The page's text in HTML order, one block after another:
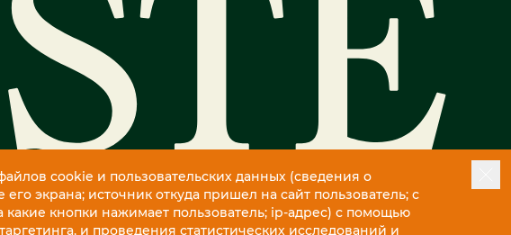
cookie и пользовательских данных (сведения о
экрана; источник откуда пришел на сайт пользователь; с
кнопки нажимает пользователь; ip-адрес) с помощью
и проведения статистических исследований и